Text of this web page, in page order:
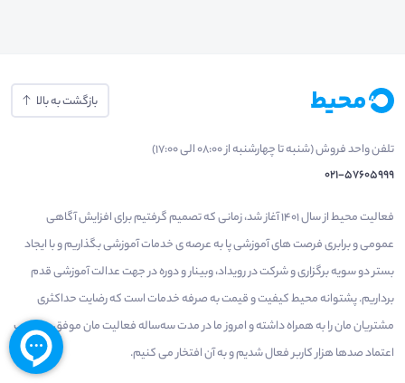
بازگشت به بالا
تلفن واحد فروش (شنبه تا چهارشنبه از 08:00 الی 17:00)
021-57605999
فعالیت محیط از سال 1401 آغاز شد، زمانی که تصمیم گرفتیم برای افزایش آگاهی
عمومی و برابری فرصت های آموزشی پا به عرصه ی خدمات آموزشی بگذاریم و با ایجاد
بستر دو سویه برگزاری و شرکت در رویداد، وبینار و دوره در جهت عدالت آموزشی قدم
برداریم. پشتوانه محیط کیفیت و قیمت به صرفه خدمات است که رضایت حداکثری
مشتریان مان را به همراه داشته و امروز ما در مدت سه‌ساله فعالیت مان موفق به کسب
اعتماد صدها هزار کاربر فعال شدیم و به آن افتخار می‌ کنیم.